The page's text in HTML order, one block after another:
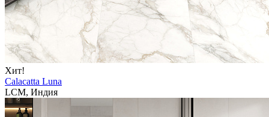
Хит!
Calacatta Luna
LCM, Индия